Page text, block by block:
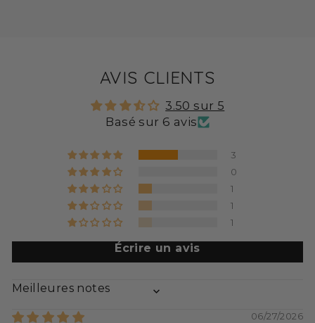
AVIS CLIENTS
3.50 sur 5
Basé sur 6 avis
3
0
1
1
1
Écrire un avis
06/27/2026